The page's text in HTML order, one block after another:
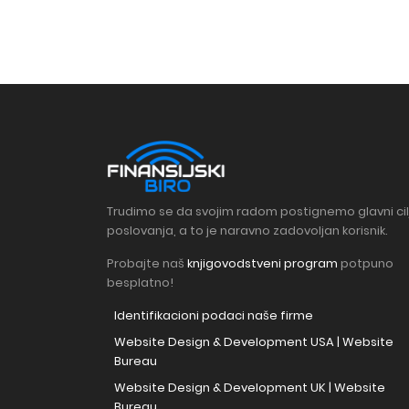
Trudimo se da svojim radom postignemo glavni
poslovanja, a to je naravno zadovoljan korisnik.
Probajte naš knjigovodstveni program potpuno
besplatno!
Identifikacioni podaci naše firme
Website Design & Development USA | Website
Bureau
Website Design & Development UK | Website